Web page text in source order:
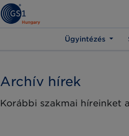
Ügyintézés
Archív hírek
Korábbi szakmai híreinket